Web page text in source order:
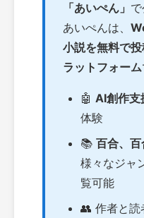
「あいぺん」
あいぺんは、
小説を無料で
ラットフォーム
🤖 AI創作支
体験
📚 百合、
様々なジャ
覧可能
👥 作者と読